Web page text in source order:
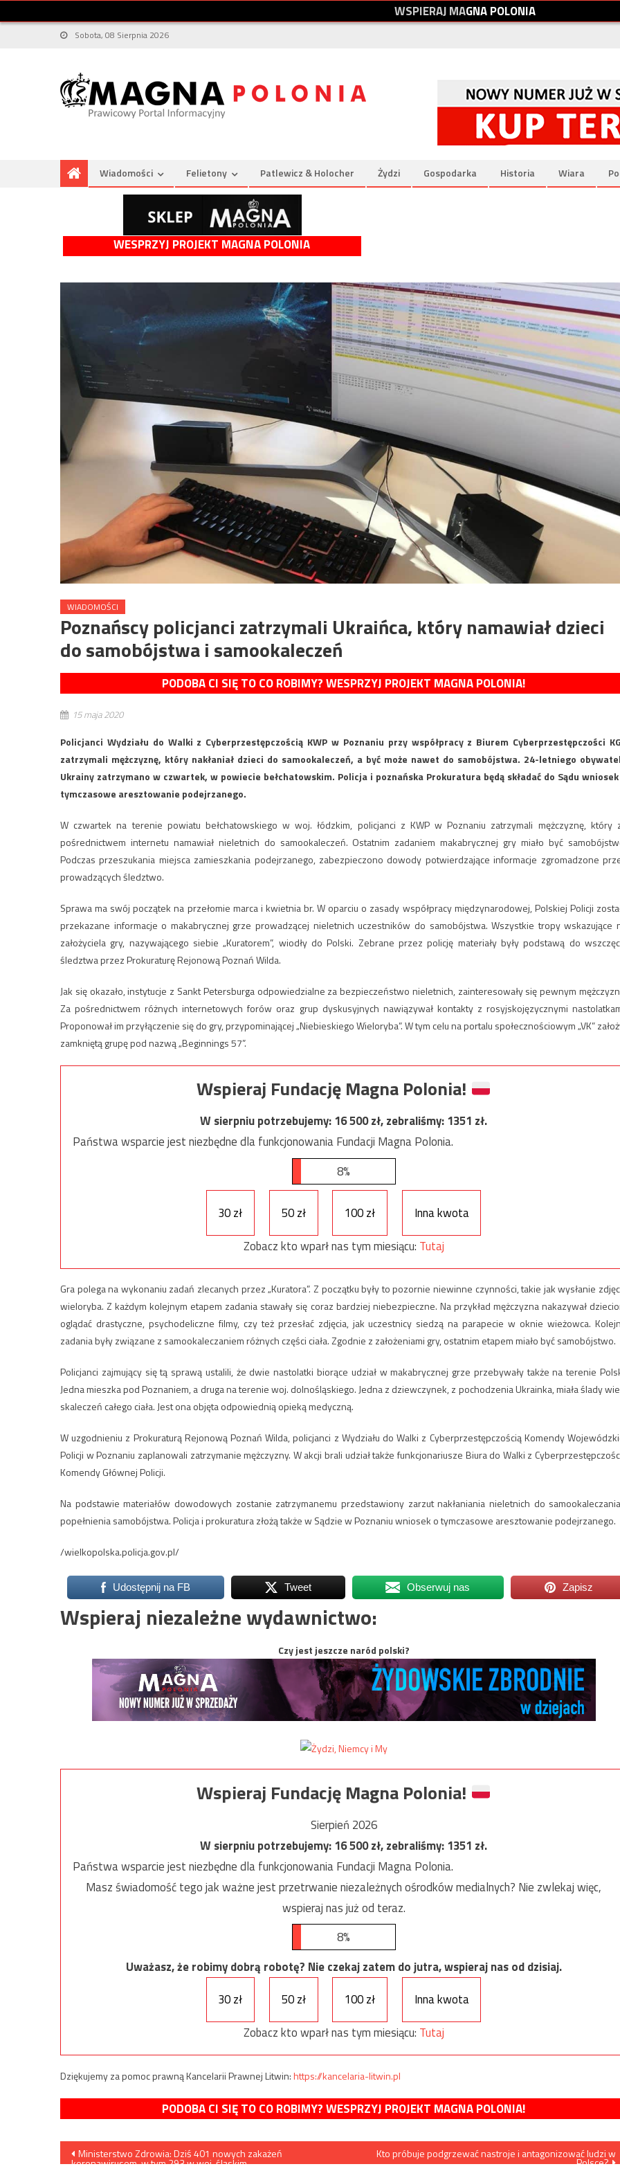
WSPIERAJMAGNAPOLONIA
Sobota, 08 Sierpnia 2026
Wiadomości Felietony Patlewicz & Holocher Żydzi Gospodarka Historia Wiara
WESPRZYJ PROJEKT MAGNA POLONIA
WIADOMOŚCI
Poznańscy policjanci zatrzymali Ukraińca, który namawiał dzieci
do samobójstwa i samookaleczeń
PODOBA CI SIĘ TO CO ROBIMY? WESPRZYJ PROJEKT MAGNA POLONIA!
15 maja 2020
Policjanci Wydziału do Walki z Cyberprzestępczością KWP w Poznaniu przy współpracy z Biurem Cyberprzestępczości
zatrzymali mężczyznę, który nakłaniał dzieci do samookaleczeń, a być może nawet do samobójstwa. 24-letniego
Ukrainy zatrzymano w czwartek, w powiecie bełchatowskim. Policja i poznańska Prokuratura będą składać do Sądu
tymczasowe aresztowanie podejrzanego.
W czwartek na terenie powiatu bełchatowskiego w woj. łódzkim, policjanci z KWP w Poznaniu zatrzymali mężczyznę, który
pośrednictwem internetu namawiał nieletnich do samookaleczeń. Ostatnim zadaniem makabrycznej gry miało być
Podczas przeszukania miejsca zamieszkania podejrzanego, zabezpieczono dowody potwierdzające informacje zgromadzone
prowadzących śledztwo.
Sprawa ma swój początek na przełomie marca i kwietnia br. W oparciu o zasady współpracy międzynarodowej, Polskiej Policji
przekazane informacje o makabrycznej grze prowadzącej nieletnich uczestników do samobójstwa. Wszystkie tropy wskazujące
założyciela gry, nazywającego siebie „Kuratorem”, wiodły do Polski. Zebrane przez policję materiały były podstawą do
śledztwa przez Prokuraturę Rejonową Poznań Wilda.
Jak się okazało, instytucje z Sankt Petersburga odpowiedzialne za bezpieczeństwo nieletnich, zainteresowały się pewnym
Za pośrednictwem różnych internetowych forów oraz grup dyskusyjnych nawiązywał kontakty z rosyjskojęzycznymi
Proponował im przyłączenie się do gry, przypominającej „Niebieskiego Wieloryba”. W tym celu na portalu społecznościowym „VK”
zamkniętą grupę pod nazwą „Beginnings 57”.
Wspieraj Fundację Magna Polonia!
W sierpniu potrzebujemy:16 500zł, zebraliśmy:1351 zł.
Państwa wsparcie jest niezbędne dla funkcjonowania Fundacji Magna Polonia.
8%
30 zł 50 zł 100 zł
Inna kwota
Zobacz kto wparł nas tym miesiącu: Tutaj
Gra polega na wykonaniu zadań zlecanych przez „Kuratora”. Z początku były to pozornie niewinne czynności, takie jak wysłanie
wieloryba. Z każdym kolejnym etapem zadania stawały się coraz bardziej niebezpieczne. Na przykład mężczyzna nakazywał
oglądać drastyczne, psychodeliczne filmy, czy też przesłać zdjęcia, jak uczestnicy siedzą na parapecie w oknie wieżowca.
zadania były związane z samookaleczaniem różnych części ciała. Zgodnie z założeniami gry, ostatnim etapem miało być samobójstwo.
Policjanci zajmujący się tą sprawą ustalili, że dwie nastolatki biorące udział w makabrycznej grze przebywały także na terenie
Jedna mieszka pod Poznaniem, a druga na terenie woj. dolnośląskiego. Jedna z dziewczynek, z pochodzenia Ukrainka, miała ślady
skaleczeń całego ciała. Jest ona objęta odpowiednią opieką medyczną.
W uzgodnieniu z Prokuraturą Rejonową Poznań Wilda, policjanci z Wydziału do Walki z Cyberprzestępczością Komendy
Policji w Poznaniu zaplanowali zatrzymanie mężczyzny. W akcji brali udział także funkcjonariusze Biura do Walki z
Komendy Głównej Policji.
Na podstawie materiałów dowodowych zostanie zatrzymanemu przedstawiony zarzut nakłaniania nieletnich do
popełnienia samobójstwa. Policja i prokuratura złożą także w Sądzie w Poznaniu wniosek o tymczasowe aresztowanie podejrzanego.
/wielkopolska.policja.gov.pl/
Udostępnij na FB Tweet Obserwuj nas Zapisz
Wspieraj niezależne wydawnictwo:
Czy jest jeszcze naród polski?
Wspieraj Fundację Magna Polonia!
Sierpień 2026
W sierpniu potrzebujemy:16 500zł, zebraliśmy:1351 zł.
Państwa wsparcie jest niezbędne dla funkcjonowania Fundacji Magna Polonia.
Masz świadomość tego jak ważne jest przetrwanie niezależnych ośrodków medialnych? Nie zwlekaj więc,
wspieraj nas już od teraz.
8%
Uważasz, że robimy dobrą robotę? Nie czekaj zatem do jutra, wspieraj nas od dzisiaj.
30 zł
50 zł 100 zł
Inna kwota
Zobacz kto wparł nas tym miesiącu: Tutaj
Dziękujemy za pomoc prawną Kancelarii Prawnej Litwin:https://kancelaria-litwin.pl
PODOBA CI SIĘ TO CO ROBIMY? WESPRZYJ PROJEKT MAGNA POLONIA!
Nawigacja
Ministerstwo Zdrowia: Dziś 401 nowych zakażeń
koronawirusem, w tym 293 w woj. śląskim
Kto próbuje podgrzewać nastroje i antagonizować ludzi w
Polsce?